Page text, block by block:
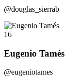
@douglas_sierrab
16
Eugenio Tamés
@eugeniotames